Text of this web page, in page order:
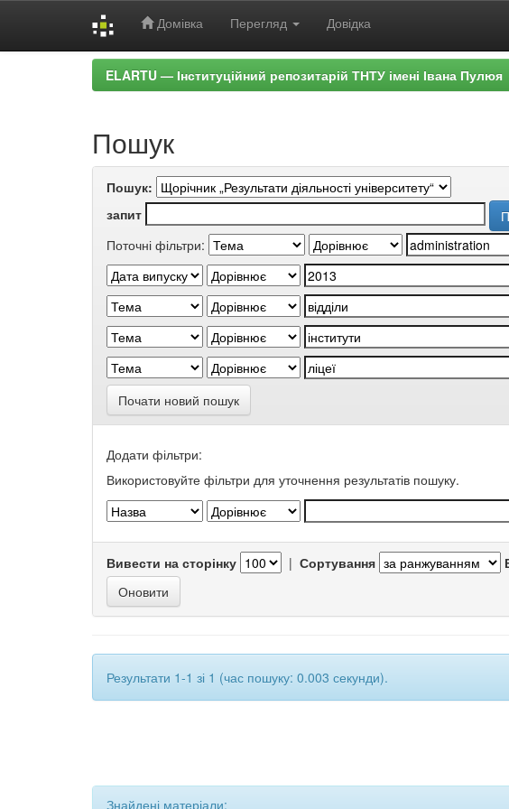
Домівка Перегляд Довідка
ELARTU — Інституційний репозитарій ТНТУ імені Івана Пулюя
Пошук
Пошук:
запит
Поточні фільтри:
Почати новий пошук
Додати фільтри:
Використовуйте фільтри для уточнення результатів пошуку.
Вивести на сторінку | Сортування
Результати 1-1 зі 1 (час пошуку: 0.003 секунди).
Знайдені матеріали: